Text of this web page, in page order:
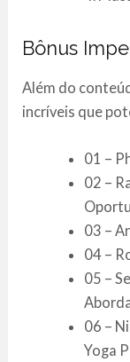
Bônus
Além do
incríveis que
01 –
02 –
03 –
04 –
05 –
06 –
Yoga